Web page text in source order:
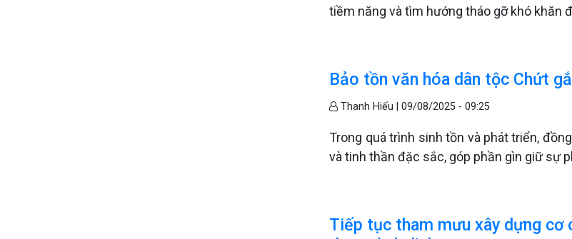
tiềm năng và tìm hướng tháo gỡ khó khăn
Bảo tồn văn hóa dân tộc Chứt
Thanh Hiếu |09/08/2025 - 09:25
Trong quá trình sinh tồn và phát triển,
và tinh thần đặc sắc, góp phần gìn giữ sự
Tiếp tục tham mưu xây dựng cơ